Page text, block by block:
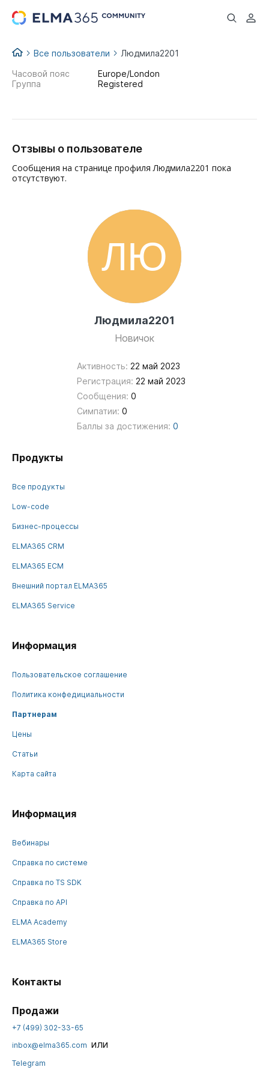
...
Все пользователи Людмила2201
Людмила2201
Новичок
Активность: 22 май 2023
Регистрация: 22 май 2023
Сообщения: 0
Симпатии: 0
Баллы за достижения: 0
Часовой пояс
Europe/London
Группа
Registered
Отзывы о пользователе
Сообщения на странице профиля Людмила2201 пока
отсутствуют.
Продукты
Все продукты
Low-code
Бизнес-процессы
ELMA365 CRM
ELMA365 ECM
Внешний портал ELMA365
ELMA365 Service
Информация
Пользовательское соглашение
Политика конфедициальности
Партнерам
Цены
Статьи
Карта сайта
Информация
Вебинары
Справка по системе
Справка по TS SDK
Справка по API
ELMA Academy
ELMA365 Store
Контакты
Продажи
+7 (499) 302-33-65
inbox@elma365.com или
Telegram